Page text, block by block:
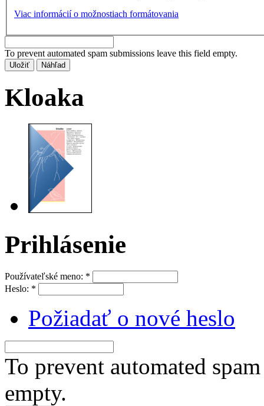
Viac informácií o možnostiach formátovania
To prevent automated spam submissions leave this field empty.
Kloaka
Prihlásenie
Používateľské meno: *
Heslo: *
Požiadať o nové heslo
To prevent automated
empty.